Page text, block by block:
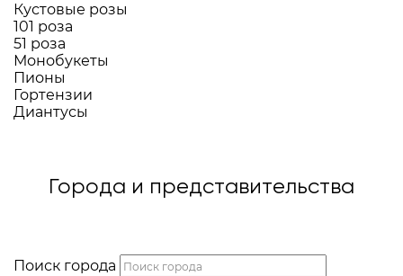
Кустовые розы
101 роза
51 роза
Монобукеты
Пионы
Гортензии
Диантусы
Города и представительства
Поиск города